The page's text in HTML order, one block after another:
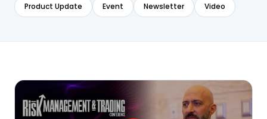
Product Update Event Newsletter Video